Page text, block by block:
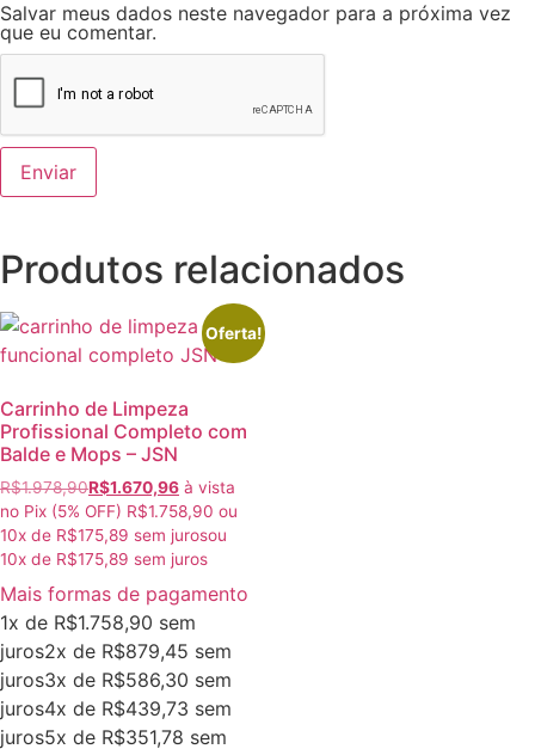
Salvar meus dados neste navegador para a próxima vez
que eu comentar.
Produtos relacionados
Oferta!
Carrinho de Limpeza
Profissional Completo com
Balde e Mops – JSN
R$1.978,90R$1.670,96 à vista
no Pix (5% OFF) R$1.758,90 ou
10x de R$175,89 sem jurosou
10x de R$175,89 sem juros
Mais formas de pagamento
1x de R$1.758,90 sem
juros2x de R$879,45 sem
juros3x de R$586,30 sem
juros4x de R$439,73 sem
juros5x de R$351,78 sem